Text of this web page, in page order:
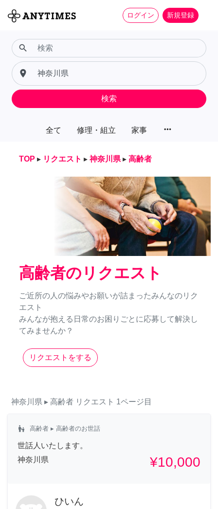
ログイン 新規登録
全て 修理・組立 家事 more_horiz
search
place
検索
TOP ▸ リクエスト ▸ 神奈川県 ▸ 高齢者
高齢者のリクエスト
ご近所の人の悩みやお願いが詰まったみんなのリク
エスト
みんなが抱える日常のお困りごとに応募して解決し
てみませんか？
リクエストをする
神奈川県 ▸ 高齢者 リクエスト 1ページ目
escalator_warning 高齢者 ▸ 高齢者のお世話
世話人いたします。
神奈川県
¥10,000
ひいん